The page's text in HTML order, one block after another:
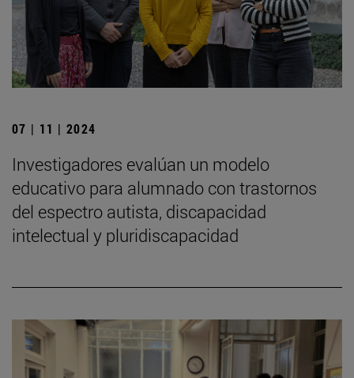
07 | 11 | 2024
Investigadores evalúan un modelo
educativo para alumnado con trastornos
del espectro autista, discapacidad
intelectual y pluridiscapacidad